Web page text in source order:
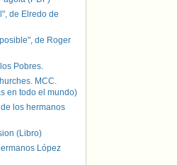
de Elredo de
de Roger
Pobres.
MCC.
en todo el mundo)
los hermanos
(Libro)
López